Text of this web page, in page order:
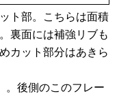
ト部。こちらは面積
裏面には補強リブも
カット部分はあきら
後側のこのフレー